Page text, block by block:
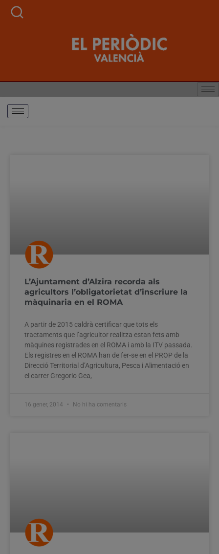
L’Ajuntament d’Alzira recorda als
agricultors l’obligatorietat d’inscriure la
màquinaria en el ROMA
A partir de 2015 caldrà certificar que tots els
tractaments que l’agricultor realitza estan fets amb
màquines registrades en el ROMA i amb la ITV passada.
Els registres en el ROMA han de fer-se en el PROP de la
Direcció Territorial d’Agricultura, Pesca i Alimentació en
el carrer Gregorio Gea,
16 gener, 2014 No hi ha comentaris